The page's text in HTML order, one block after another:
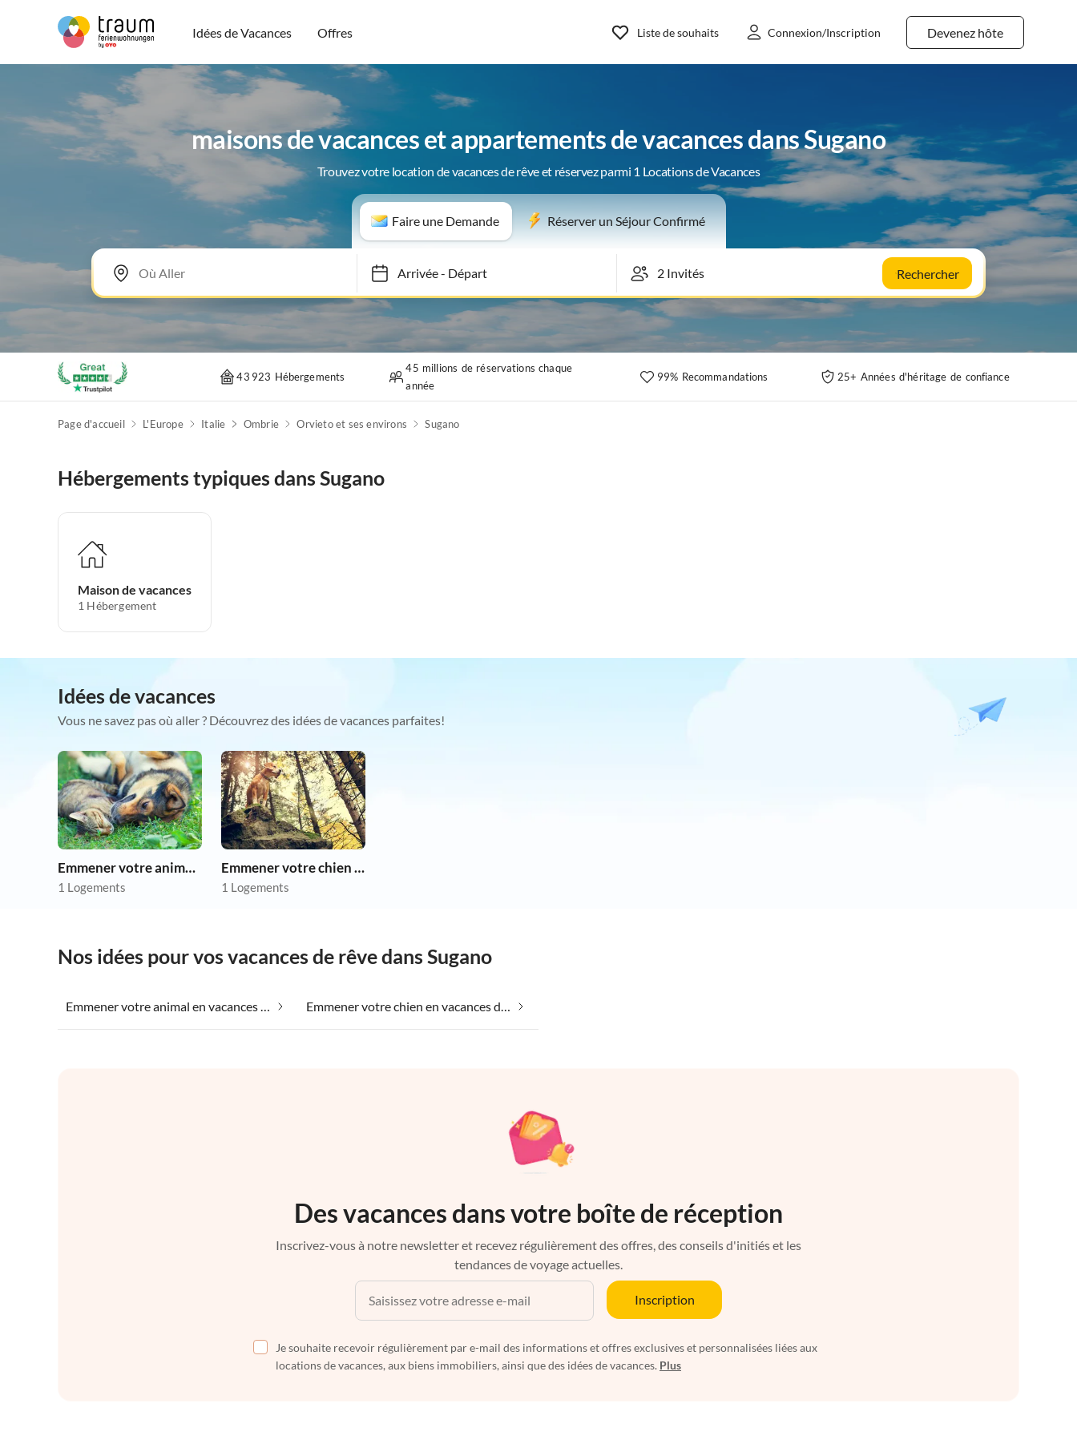
Idées de Vacances Offres Devenez hôte
Liste de souhaits Connexion/Inscription
maisons de vacances et appartements de vacances dans Sugano
Trouvez votre location de vacances de rêve et réservez parmi 1 Locations de Vacances
Faire une Demande Réserver un Séjour Confirmé
Arrivée-Départ Rechercher
43 923 Hébergements
45 millions de réservations chaque
année
99% Recommandations 25+ Années d'héritage de confiance
Page d'accueil L'Europe Italie Ombrie Orvieto et ses environs Sugano
Hébergements typiques dans Sugano
Maison de vacances
1 Hébergement
Idées de vacances
Vous ne savez pas où aller ? Découvrez des idées de vacances parfaites!
Emmener votre animal en vacances
1 Logements
Emmener votre chien en vacances
1 Logements
Nos idées pour vos vacances de rêve dans Sugano
Emmener votre animal en vacances dans Sugano Emmener votre chien en vacances dans Sugano
Des vacances dans votre boîte de réception
Inscrivez-vous à notre newsletter et recevez régulièrement des offres, des conseils d'initiés et les
tendances de voyage actuelles.
Inscription
Je souhaite recevoir régulièrement par e-mail des informations et offres exclusives et personnalisées liées aux
locations de vacances, aux biens immobiliers, ainsi que des idées de vacances. Plus